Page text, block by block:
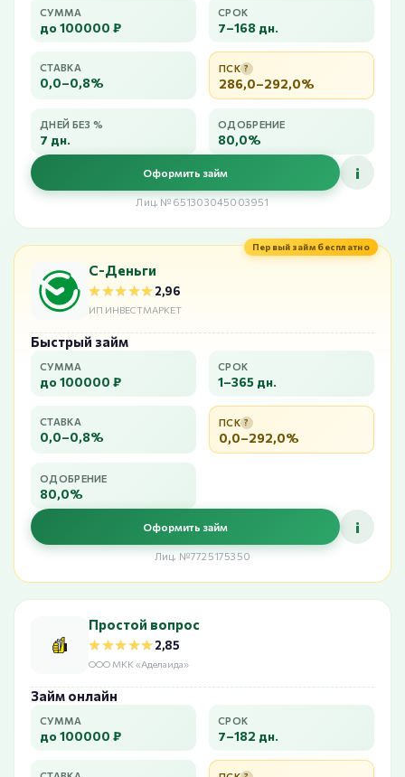
СУММА
до 100000 ₽
СРОК
7–168 дн.
СТАВКА
0,0–0,8%
ПСК ?
286,0–292,0%
ДНЕЙ БЕЗ %
7 дн.
ОДОБРЕНИЕ
80,0%
Оформить займ i
Лиц. №651303045003951
Первый займ бесплатно
С-Деньги
★★★★★
★★★★★2,96
ИП ИНВЕСТМАРКЕТ
Быстрый займ
СУММА
до 100000 ₽
СРОК
1–365 дн.
СТАВКА
0,0–0,8%
ПСК ?
0,0–292,0%
ОДОБРЕНИЕ
80,0%
Оформить займ i
Лиц. №7725175350
Простой вопрос
★★★★★
★★★★★2,85
ООО МКК «Аделаида»
Займ онлайн
СУММА
до 100000 ₽
СРОК
7–182 дн.